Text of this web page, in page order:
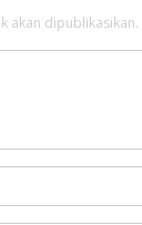
akan dipublikasikan.